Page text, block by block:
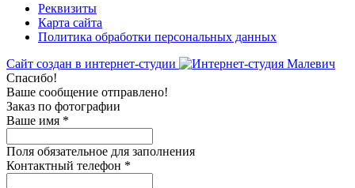
Реквизиты
Карта сайта
Политика обработки персональных данных
Сайт создан в интернет-студии
Спасибо!
Ваше сообщение отправлено!
Заказ по фотографии
Ваше имя *
Поля обязательное для заполнения
Контактный телефон *